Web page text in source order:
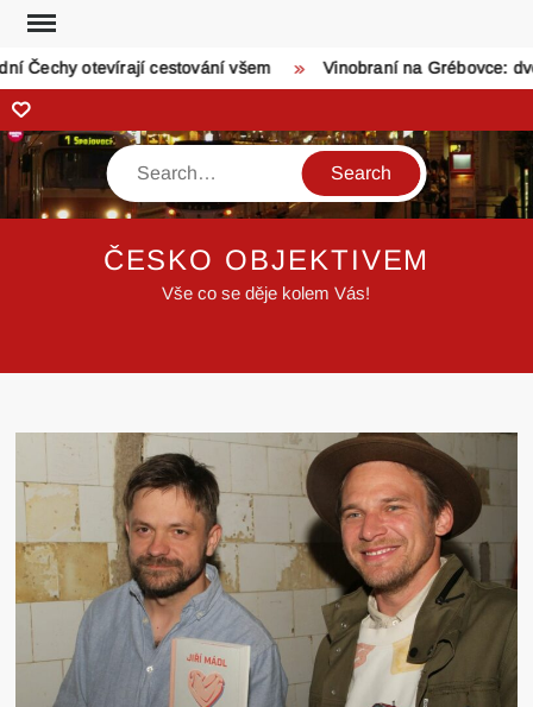
Skip
content
otevírají cestování všem Vinobraní na Grébovce:
Zonerama
Search
ČESKO OBJEKTIVEM
Vše co se děje kolem Vás!